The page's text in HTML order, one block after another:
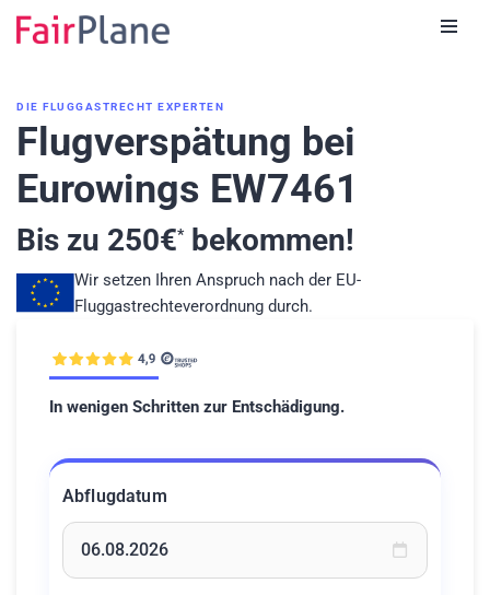
DIE FLUGGASTRECHT EXPERTEN
Flugverspätung bei
Eurowings EW7461
Bis zu 250€*bekommen!
Wir setzen Ihren Anspruch nach der EU-
Fluggastrechteverordnung durch.
In wenigen Schritten zur Entschädigung.
Abflugdatum